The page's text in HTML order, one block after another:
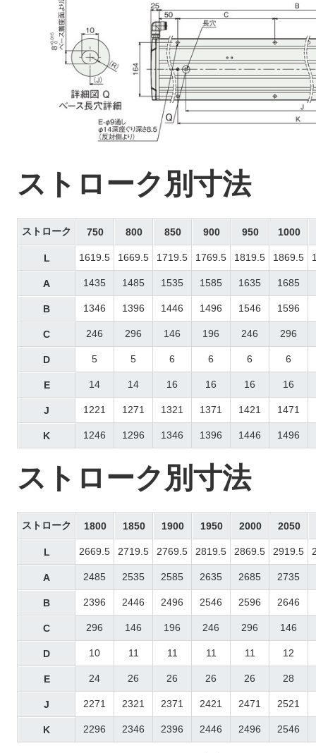
ストローク別寸法
ストローク 750 800 850 900 950 1000
L 1619.5 1669.5 1719.5 1769.5 1819.5 1869.5
A 1435 1485 1535 1585 1635 1685
B 1346 1396 1446 1496 1546 1596
C 246 296 146 196 246 296
D 5 5 6 6 6 6
E 14 14 16 16 16 16
J 1221 1271 1321 1371 1421 1471
K 1246 1296 1346 1396 1446 1496
ストローク別寸法
ストローク 1800 1850 1900 1950 2000 2050
L 2669.5 2719.5 2769.5 2819.5 2869.5 2919.5
A 2485 2535 2585 2635 2685 2735
B 2396 2446 2496 2546 2596 2646
C 296 146 196 246 296 146
D 10 11 11 11 11 12
E 24 26 26 26 26 28
J 2271 2321 2371 2421 2471 2521
K 2296 2346 2396 2446 2496 2546